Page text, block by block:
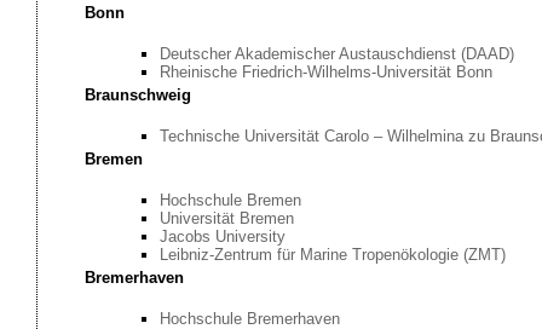
Bonn
Deutscher Akademischer Austauschdienst (DAAD)
Rheinische Friedrich-Wilhelms-Universität Bonn
Braunschweig
Technische Universität Carolo – Wilhelmina zu
Bremen
Hochschule Bremen
Universität Bremen
Jacobs University
Leibniz-Zentrum für Marine Tropenökologie (ZMT)
Bremerhaven
Hochschule Bremerhaven